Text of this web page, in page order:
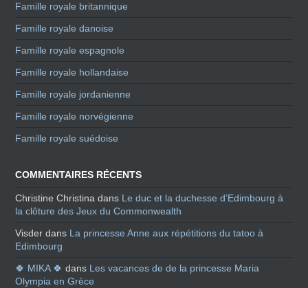
Famille royale britannique
Famille royale danoise
Famille royale espagnole
Famille royale hollandaise
Famille royale jordanienne
Famille royale norvégienne
Famille royale suédoise
COMMENTAIRES RÉCENTS
Christine Christina dans Le duc et la duchesse d’Edimbourg à
la clôture des Jeux du Commonwealth
Visder dans La princesse Anne aux répétitions du tatoo à
Edimbourg
🍀 MIKA 🍀 dans Les vacances de de la princesse Maria
Olympia en Grèce